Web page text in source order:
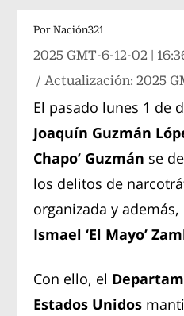
Por Nación321
2025 GMT-6-12-02 |
/ Actualización:2025
El pasado lunes 1 de
Joaquín Guzmán
Chapo’ Guzmán se
los delitos de
organizada y
Ismael ‘El Mayo’
Con ello, el
Estados Unidos